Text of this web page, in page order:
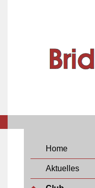
Home
Aktuelles